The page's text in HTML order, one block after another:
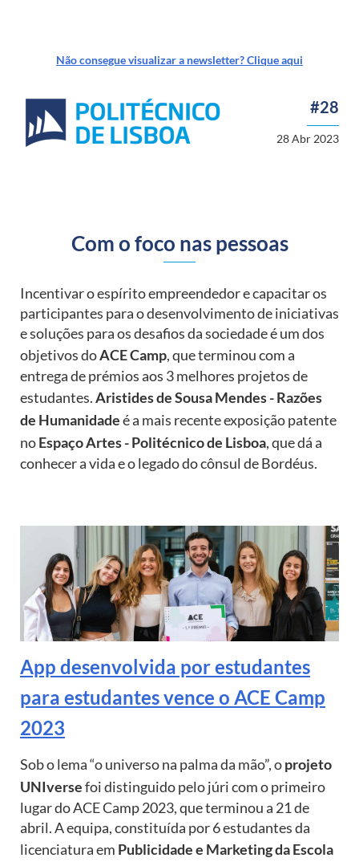
Não consegue visualizar a newsletter? Clique aqui
#28
28 Abr 2023
Com o foco nas pessoas
Incentivar o espírito empreendedor e capacitar os
participantes para o desenvolvimento de iniciativas
e soluções para os desafios da sociedade é um dos
objetivos doACE Camp, que terminou com a
entrega de prémios aos 3 melhores projetos de
estudantes.Aristides de Sousa Mendes - Razões
de Humanidadeé a mais recente exposição patente
noEspaço Artes - Politécnico de Lisboa, que dá a
conhecer a vida e o legado do cônsul de Bordéus.
App desenvolvida por estudantes
para estudantes vence o ACE Camp
2023
Sob o lema “o universo na palma da mão”, oprojeto
UNIversefoi distinguido pelo júri com o primeiro
lugar do ACE Camp 2023, que terminou a 21 de
abril. A equipa, constituída por 6 estudantes da
licenciatura em Publicidade e Marketing da Escola